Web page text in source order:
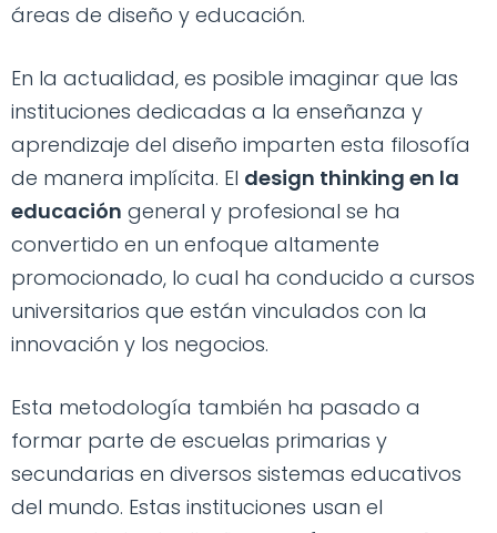
áreas de diseño y educación.
En la actualidad, es posible imaginar que las
instituciones dedicadas a la enseñanza y
aprendizaje del diseño imparten esta filosofía
de manera implícita. El design thinking en la
educación general y profesional se ha
convertido en un enfoque altamente
promocionado, lo cual ha conducido a cursos
universitarios que están vinculados con la
innovación y los negocios.
Esta metodología también ha pasado a
formar parte de escuelas primarias y
secundarias en diversos sistemas educativos
del mundo. Estas instituciones usan el